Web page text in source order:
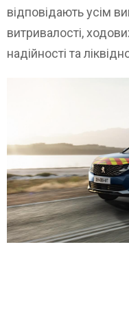
відповідають усім
витривалості,
надійності та